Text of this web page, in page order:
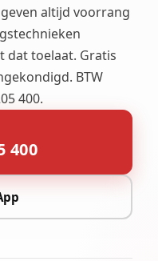
geven altijd voorrang
dat toelaat. Gratis
BTW
400.
400